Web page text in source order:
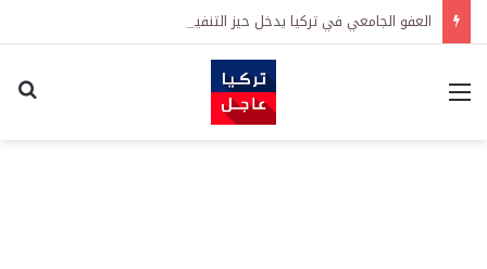
العفو الجامعي في تركيا يدخل حيز التنفيذ رسمياً
القائمة